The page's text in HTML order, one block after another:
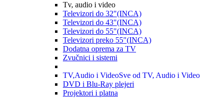
Tv, audio i video
Televizori do 32"(INCA)
Televizori do 43"(INCA)
Televizori do 55"(INCA)
Televizori preko 55"(INCA)
Dodatna oprema za TV
Zvučnici i sistemi
TV,Audio i VideoSve od TV, Audio i Video
DVD i Blu-Ray plejeri
Projektori i platna